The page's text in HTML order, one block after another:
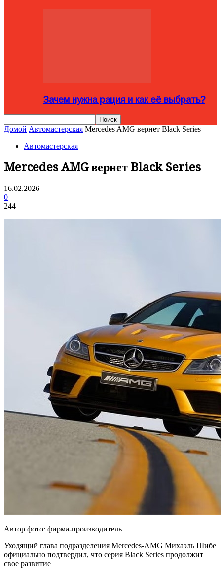
Зачем нужна рация и как её выбрать?
Домой Автомастерская Mercedes AMG вернет Black Series
Автомастерская
Mercedes AMG вернет Black Series
16.02.2026
0
244
Автор фото: фирма-производитель
Уходящий глава подразделения Mercedes-AMG Михаэль Шибе
официально подтвердил, что серия Black Series продолжит
свое развитие